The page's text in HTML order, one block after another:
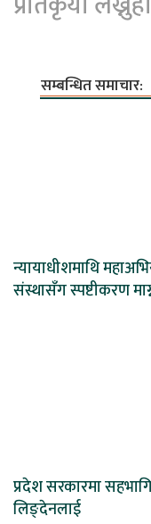
सम्बन्धित समाचार:
न्यायाधीशमाथि
संस्थासँग स्पष्टीकरण
प्रदेश सरकारमा
लिङ्देनलाई